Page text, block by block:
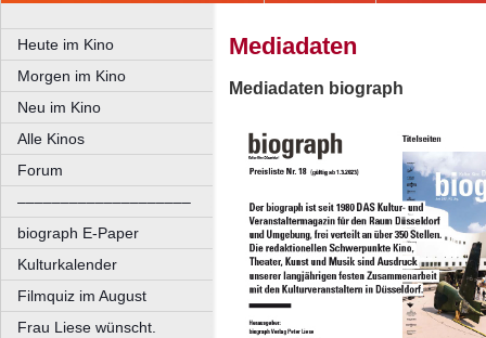
Heute im Kino
Morgen im Kino
Neu im Kino
Alle Kinos
Forum
––––––––––––––––––––
biograph E-Paper
Kulturkalender
Filmquiz im August
Frau Liese wünscht.
Mediadaten
Mediadaten biograph